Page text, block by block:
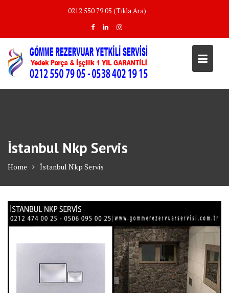
0212 550 79 05 (Tıkla Ara)
İstanbul Nkp Servis
Home İstanbul Nkp Servis